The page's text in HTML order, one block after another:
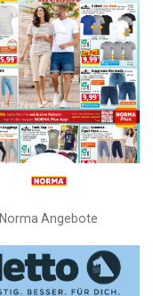
Norma Angebote